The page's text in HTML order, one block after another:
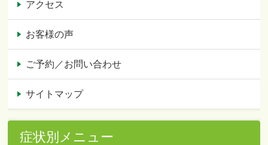
アクセス
お客様の声
ご予約／お問い合わせ
サイトマップ
症状別メニュー